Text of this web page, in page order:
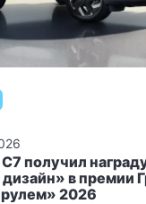
получил
в премии
2026